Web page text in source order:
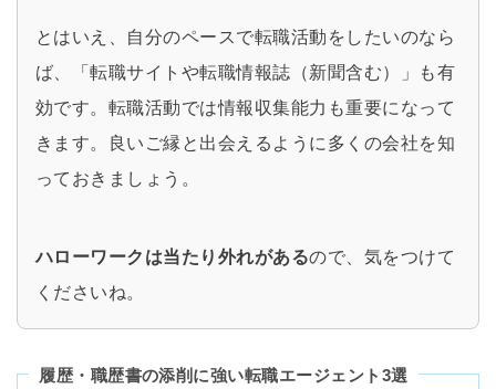
とはいえ、自分のペースで転職活動をしたいのなら
ば、「転職サイトや転職情報誌（新聞含む）」も有
効です。転職活動では情報収集能力も重要になって
きます。良いご縁と出会えるように多くの会社を知
っておきましょう。
ハローワークは当たり外れがあるので、気をつけて
くださいね。
履歴・職歴書の添削に強い転職エージェント3選